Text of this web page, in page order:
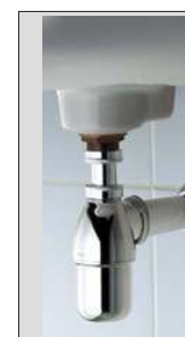
lucro,
tudo isso
empresa
venda e
oferecer a
foco total na
SOBRE
tem no que
Com grande
aquecedor
aquecedor
qualidade
trocar o foco
do que visar
produtos e
valia para
empresa.É